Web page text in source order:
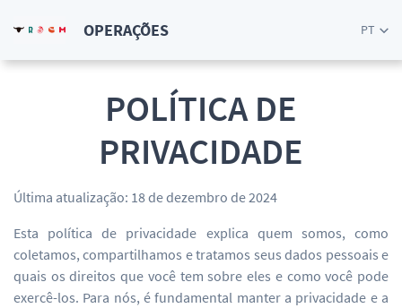
OPERAÇÕES PT
POLÍTICA DE
PRIVACIDADE
Última atualização: 18 de dezembro de 2024
Esta política de privacidade explica quem somos, como
coletamos, compartilhamos e tratamos seus dados pessoais e
quais os direitos que você tem sobre eles e como você pode
exercê-los. Para nós, é fundamental manter a privacidade e a